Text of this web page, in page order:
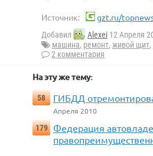
Источник: gzt.ru/
Добавил Alexei 12 Апреля
машина, ремонт, живой щит,
2 комментария
На эту же тему:
58 ГИБДД
Апреля 2010
179
Федерация